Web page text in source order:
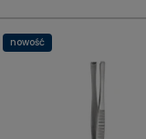
nowość